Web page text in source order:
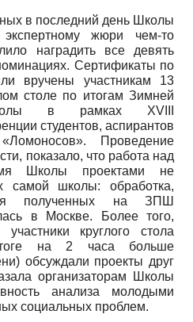
в последний день Школы
экспертному жюри чем-то
наградить все девять
Сертификаты по
вручены участникам 13
столе по итогам Зимней
в рамках XVIII
студентов, аспирантов
Проведение
показало, что работа над
Школы проектами не
самой школы: обработка,
полученных на ЗПШ
в Москве. Более того,
круглого стола
на 2 часа больше
обсуждали проекты друг
организаторам Школы
анализа молодыми
социальных проблем.